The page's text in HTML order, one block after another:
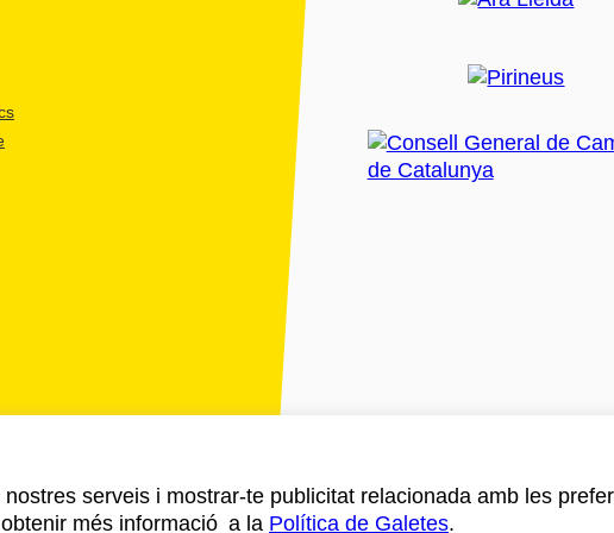
serveis i mostrar-te publicitat relacionada amb les
més informació a la Política de Galetes.